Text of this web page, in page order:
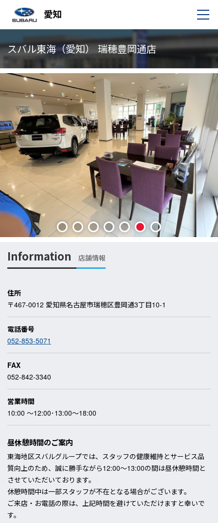
スバル東海（愛知） 瑞穂豊岡通店
Information 店舗情報
住所
〒467-0012 愛知県名古屋市瑞穂区豊岡通3丁目10-1
電話番号
052-853-5071
FAX
052-842-3340
営業時間
10:00 ～12:00･13:00～18:00
昼休憩時間のご案内
東海地区スバルグループでは、スタッフの健康維持とサービス品
質向上のため、誠に勝手ながら12:00〜13:00の間は昼休憩時間と
させていただいております。
休憩時間中は一部スタッフが不在となる場合がございます。
ご来店・お電話の際は、上記時間を避けていただけますと幸いで
す。